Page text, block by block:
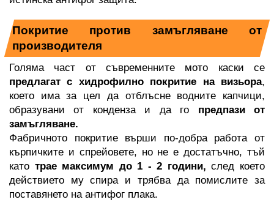
Покритие против замъгляване от
производителя
предлагат с хидрофилно покритие на визьора,
което има за цел да отблъсне водните капчици,
образувани от конденза и да го предпази от
замъгляване.
Фабричното покритие върши по-добра работа от
кърпичките и спрейовете, но не е достатъчно, тъй
като трае максимум до 1 - 2 години, след което
действието му спира и трябва да помислите за
поставянето на антифог плака.